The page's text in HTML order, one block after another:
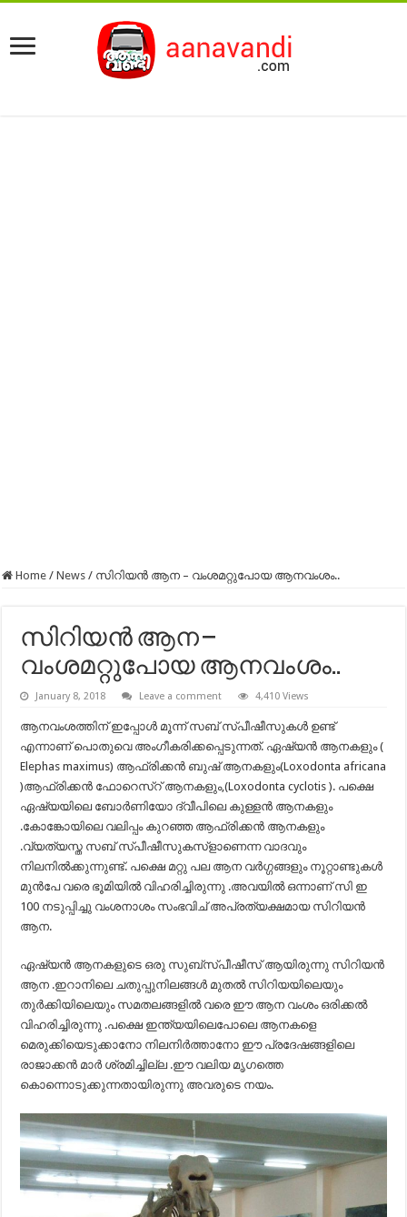
Home / News / സിറിയൻ ആന – വംശമറ്റുപോയ ആനവംശം..
സിറിയൻ ആന –
വംശമറ്റുപോയ ആനവംശം..
January 8, 2018 Leave a comment 4,410 Views
ആനവംശത്തിന് ഇപ്പോൾ മൂന്ന് സബ് സ്പീഷീസുകൾ ഉണ്ട്
എന്നാണ് പൊതുവെ അംഗീകരിക്കപ്പെടുന്നത്. ഏഷ്യൻ ആനകളും (
Elephas maximus) ആഫ്രിക്കൻ ബുഷ് ആനകളും(Loxodonta africana
)ആഫ്രിക്കൻ ഫോറെസ്റ് ആനകളും,(Loxodonta cyclotis ). പക്ഷെ
ഏഷ്യയിലെ ബോർണിയോ ദ്വീപിലെ കുള്ളൻ ആനകളും
.കോങ്കോയിലെ വലിപ്പം കുറഞ്ഞ ആഫ്രിക്കൻ ആനകളും
.വ്യത്യസ്ത സബ് സ്പീഷീസുകസ്‌ളാണെന്ന വാദവും
നിലനിൽക്കുന്നുണ്ട്. പക്ഷെ മറ്റു പല ആന വർഗ്ഗങ്ങളും നൂറ്റാണ്ടുകൾ
മുൻപേ വരെ ഭൂമിയിൽ വിഹരിച്ചിരുന്നു .അവയിൽ ഒന്നാണ് സി ഇ
100 നടുപ്പിച്ചു വംശനാശം സംഭവിച് അപ്രത്യക്ഷമായ സിറിയൻ
ആന.
ഏഷ്യൻ ആനകളുടെ ഒരു സുബ്സ്പീഷീസ്‌ ആയിരുന്നു സിറിയൻ
ആന .ഇറാനിലെ ചതുപ്പുനിലങ്ങൾ മുതൽ സിറിയയിലെയും
തുർക്കിയിലെയും സമതലങ്ങളിൽ വരെ ഈ ആന വംശം ഒരിക്കൽ
വിഹരിച്ചിരുന്നു .പക്ഷെ ഇന്ത്യയിലെപോലെ ആനകളെ
മെരുക്കിയെടുക്കാനോ നിലനിർത്താനോ ഈ പ്രദേഷങ്ങളിലെ
രാജാക്കൻ മാർ ശ്രമിച്ചില്ല .ഈ വലിയ മൃഗത്തെ
കൊന്നൊടുക്കുന്നതായിരുന്നു അവരുടെ നയം.